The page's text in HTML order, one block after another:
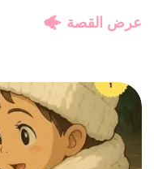
عرض القصة